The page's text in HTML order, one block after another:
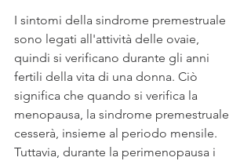
I sintomi della sindrome premestruale
sono legati all'attività delle ovaie,
quindi si verificano durante gli anni
fertili della vita di una donna. Ciò
significa che quando si verifica la
menopausa, la sindrome premestruale
cesserà, insieme al periodo mensile.
Tuttavia, durante la perimenopausa i